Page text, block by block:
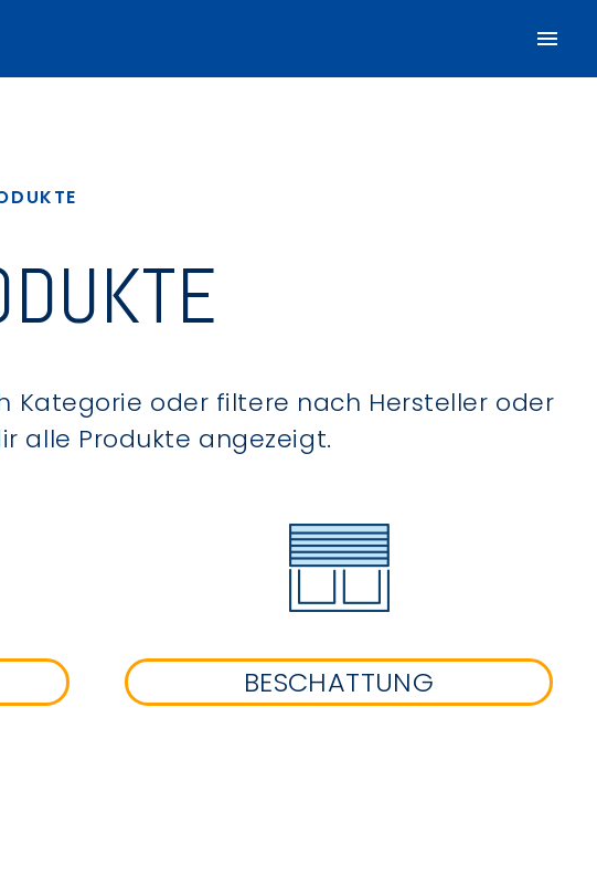
Kategorie oder filtere nach Hersteller oder
alle Produkte angezeigt.
BESCHATTUNG